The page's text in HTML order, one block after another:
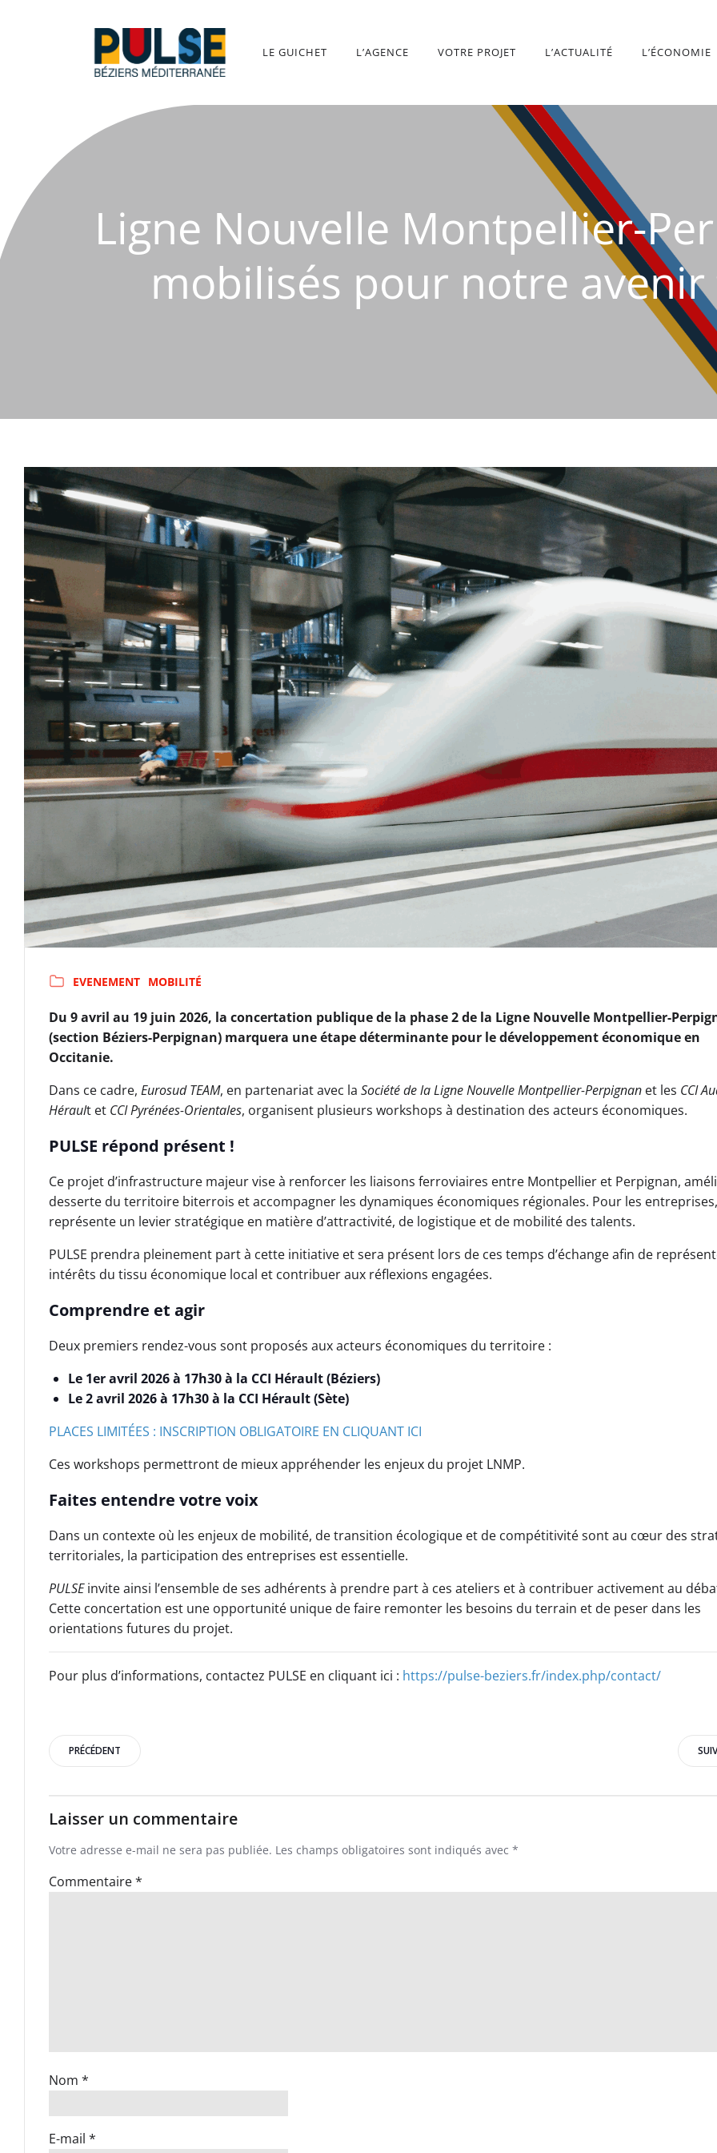
LE GUICHET L’AGENCE VOTRE PROJET L’ACTUALITÉ L’ÉCONOMIE
Ligne Nouvelle Montpellier-
mobilisés pour notre
EVENEMENT MOBILITÉ
Du 9 avril au 19 juin 2026, la concertation publique de la phase 2 de la Ligne Nouvelle Montpellier-
(section Béziers-Perpignan) marquera une étape déterminante pour le développement économique en
Occitanie.
Dans ce cadre, Eurosud TEAM, en partenariat avec la Société de la Ligne Nouvelle Montpellier-Perpignan et les CCI
Hérault et CCI Pyrénées-Orientales, organisent plusieurs workshops à destination des acteurs économiques.
PULSE répond présent !
Ce projet d’infrastructure majeur vise à renforcer les liaisons ferroviaires entre Montpellier et Perpignan,
desserte du territoire biterrois et accompagner les dynamiques économiques régionales. Pour les
représente un levier stratégique en matière d’attractivité, de logistique et de mobilité des talents.
PULSE prendra pleinement part à cette initiative et sera présent lors de ces temps d’échange afin de
intérêts du tissu économique local et contribuer aux réflexions engagées.
Comprendre et agir
Deux premiers rendez-vous sont proposés aux acteurs économiques du territoire :
Le 1er avril 2026 à 17h30 à la CCI Hérault (Béziers)
Le 2 avril 2026 à 17h30 à la CCI Hérault (Sète)
PLACES LIMITÉES : INSCRIPTION OBLIGATOIRE EN CLIQUANT ICI
Ces workshops permettront de mieux appréhender les enjeux du projet LNMP.
Faites entendre votre voix
Dans un contexte où les enjeux de mobilité, de transition écologique et de compétitivité sont au cœur des
territoriales, la participation des entreprises est essentielle.
PULSEinvite ainsi l’ensemble de ses adhérents à prendre part à ces ateliers et à contribuer activement au
Cette concertation est une opportunité unique de faire remonter les besoins du terrain et de peser dans les
orientations futures du projet.
Pour plus d’informations, contactez PULSE en cliquant ici : https://pulse-beziers.fr/index.php/contact/
Post
navigation
PRÉCÉDENT
navigation
Laisser un commentaire
Votre adresse e-mail ne sera pas publiée. Les champs obligatoires sont indiqués avec *
Commentaire*
Nom *
E-mail *